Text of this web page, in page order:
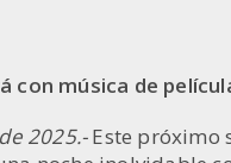
con música de
2025.-Este próximo